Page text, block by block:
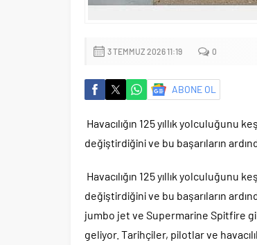
3 TEMMUZ 2026 11:19 0
ABONE OL
Havacılığın 125 yıllık yolculuğunu
değiştirdiğini ve bu başarıların
Havacılığın 125 yıllık yolculuğunu
değiştirdiğini ve bu başarıların
jumbo jet ve Supermarine Spitfire
geliyor. Tarihçiler, pilotlar ve